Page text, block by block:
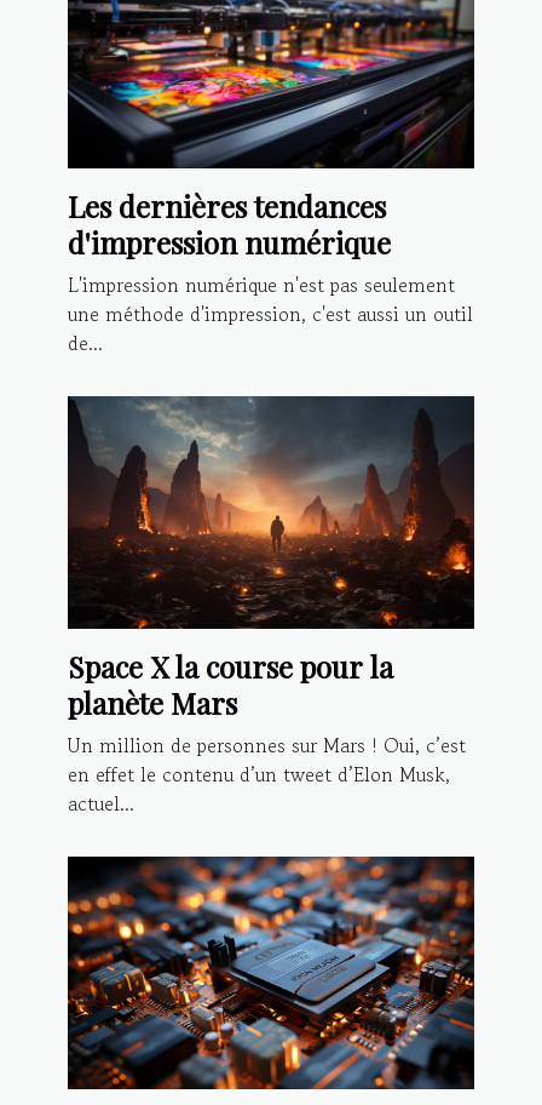
Les dernières tendances
d'impression numérique
L'impression numérique n'est pas seulement
une méthode d'impression, c'est aussi un outil
de...
Space X la course pour la
planète Mars
Un million de personnes sur Mars ! Oui, c’est
en effet le contenu d’un tweet d’Elon Musk,
actuel...